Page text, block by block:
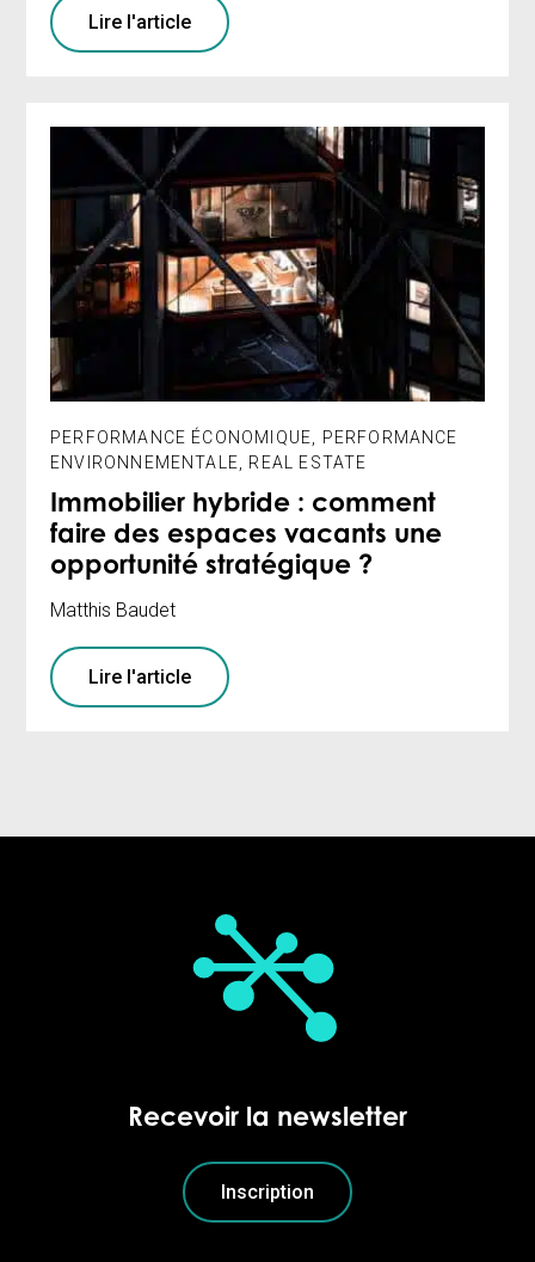
Lire l'article
PERFORMANCE ÉCONOMIQUE, PERFORMANCE
ENVIRONNEMENTALE, REAL ESTATE
Immobilier hybride : comment
faire des espaces vacants une
opportunité stratégique ?
Matthis Baudet
Lire l'article
Recevoir la newsletter
Inscription